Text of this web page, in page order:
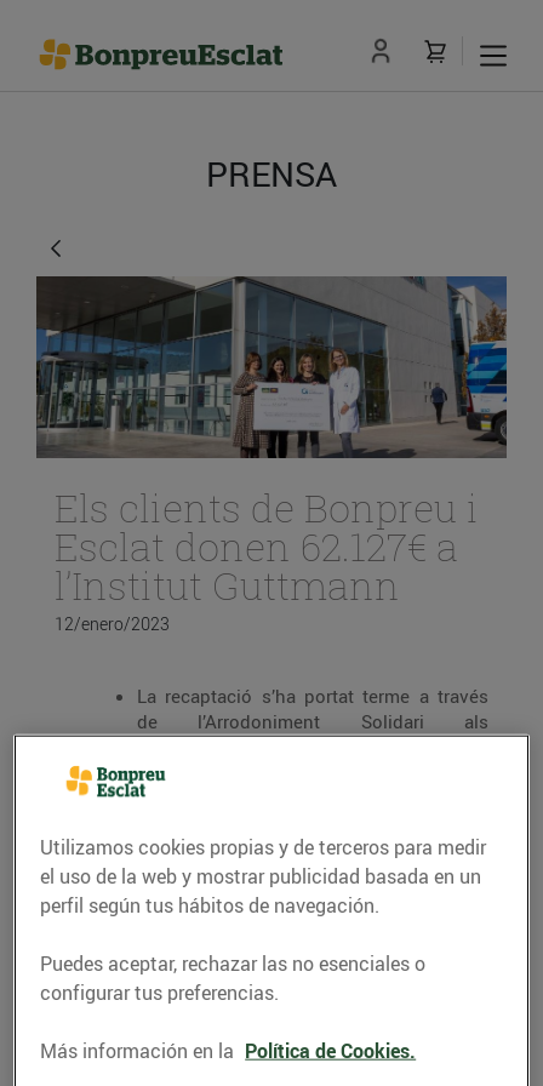
PRENSA
Els clients de Bonpreu i
Esclat donen 62.127€ a
l’Institut Guttmann
12/enero/2023
La recaptació s’ha portat terme a través
de l’Arrodoniment Solidari als
mes de desembre i s’han realitzat 598
donacions en total.
L’import va destinat a l’Institut Guttmann,
una institució que impulsa iniciatives per
a la rehabilitació integral de les persones
amb lesió medul·lar, dany cerebral o altres
Aquest gener les donacions aniran
destinades a l’Associació d’Amics de la
recuperació de la llengua catalana des del
Utilizamos cookies propias y de terceros para medir
el uso de la web y mostrar publicidad basada en un
perfil según tus hábitos de navegación.
Puedes aceptar, rechazar las no esenciales o
configurar tus preferencias.
Más información en la Política de Cookies.